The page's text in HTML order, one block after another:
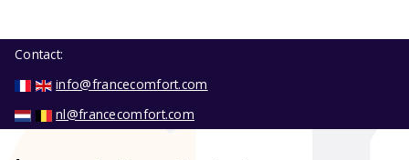
Contact:
info@francecomfort.com
nl@francecomfort.com